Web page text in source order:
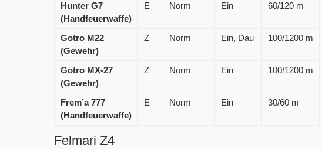
Hunter G7
(Handfeuerwaffe)
E Norm Ein 60/120 m
Gotro M22
(Gewehr)
Z Norm Ein, Dau 100/1200 m
Gotro MX-27
(Gewehr)
Z Norm Ein 100/1200 m
Frem’a 777
(Handfeuerwaffe)
E Norm Ein 30/60 m
Felmari Z4